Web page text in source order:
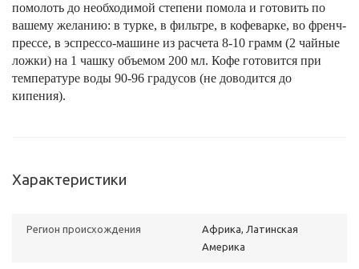
помолоть до необходимой степени помола и готовить по
вашему желанию: в турке, в фильтре, в кофеварке, во френч-
прессе, в эспрессо-машине из расчета 8-10 грамм (2 чайные
ложки) на 1 чашку объемом 200 мл. Кофе готовится при
температуре воды 90-96 градусов (не доводится до
кипения).
Характеристики
Регион происхождения
Африка, Латинская
Америка